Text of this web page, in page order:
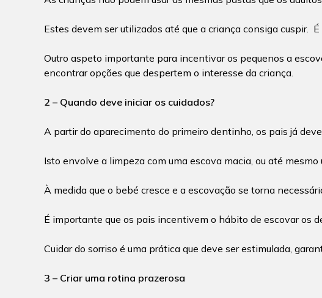
Estes devem ser utilizados até que a criança consiga cuspir.
Outro aspeto importante para incentivar os pequenos a
encontrar opções que despertem o interesse da criança.
2 – Quando deve iniciar os cuidados?
A partir do aparecimento do primeiro dentinho, os pais já
Isto envolve a limpeza com uma escova macia, ou até mesmo
À medida que o bebé cresce e a escovação se torna
É importante que os pais incentivem o hábito de escovar os
Cuidar do sorriso é uma prática que deve ser estimulada,
3 – Criar uma rotina prazerosa